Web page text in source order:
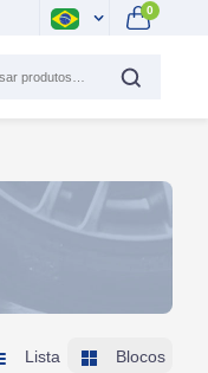
0
Lista Blocos